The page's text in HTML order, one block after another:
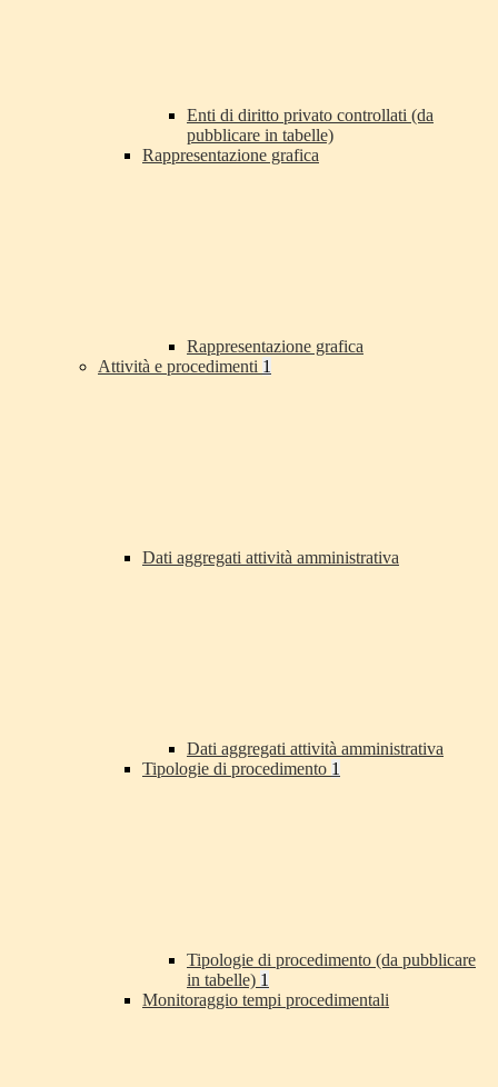
Enti di diritto privato controllati (da
pubblicare in tabelle)
Rappresentazione grafica
Rappresentazione grafica
Attività e procedimenti 1
Dati aggregati attività amministrativa
Dati aggregati attività amministrativa
Tipologie di procedimento 1
Tipologie di procedimento (da pubblicare
in tabelle) 1
Monitoraggio tempi procedimentali